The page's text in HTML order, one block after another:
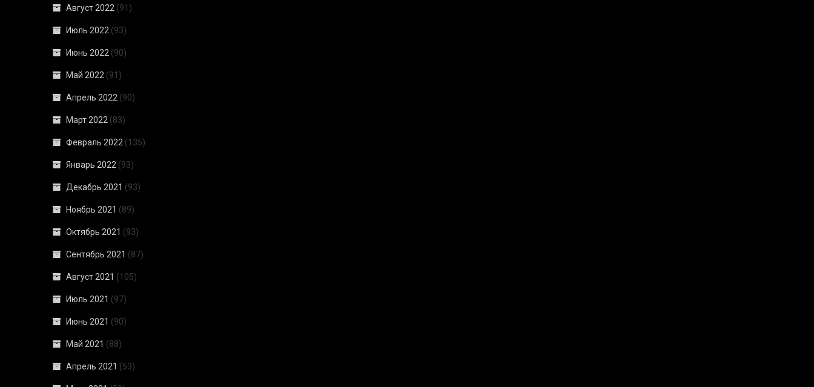
Август 2022 (91)
Июль 2022 (93)
Июнь 2022 (90)
Май 2022 (91)
Апрель 2022 (90)
Март 2022 (83)
Февраль 2022 (135)
Январь 2022 (93)
Декабрь 2021 (93)
Ноябрь 2021 (89)
Октябрь 2021 (93)
Сентябрь 2021 (87)
Август 2021 (105)
Июль 2021 (97)
Июнь 2021 (90)
Май 2021 (88)
Апрель 2021 (53)